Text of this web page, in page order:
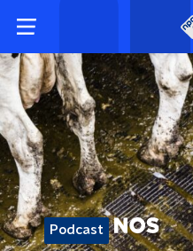
Podcast